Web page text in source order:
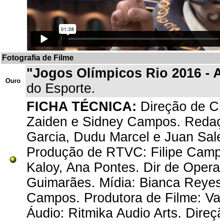
Fotografia de Filme
Ouro
"Jogos Olímpicos Rio 2016 -
do Esporte.
FICHA TÉCNICA: Direção de
Zaiden e Sidney Campos.
Garcia, Dudu Marcel e Juan
Produção de RTVC: Filipe
Kaloy, Ana Pontes. Dir de
Guimarães. Mídia: Bianca
Campos. Produtora de Filme:
Áudio: Ritmika Audio Arts.